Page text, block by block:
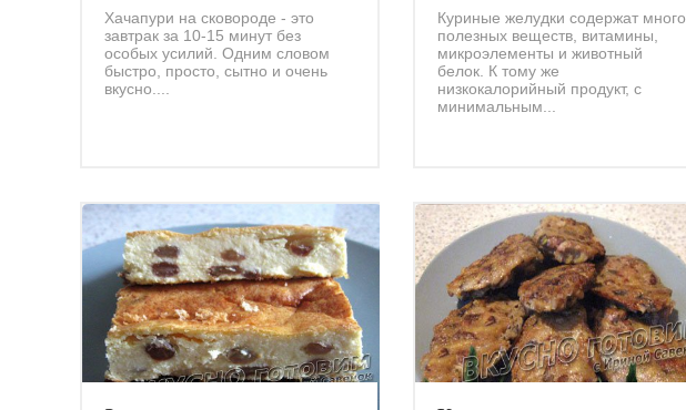
Хачапури на сковороде - это
завтрак за 10-15 минут без
особых усилий. Одним словом
быстро, просто, сытно и очень
вкусно....
Куриные желудки содержат много
полезных веществ, витамины,
микроэлементы и животный
белок. К тому же
низкокалорийный продукт, с
минимальным...